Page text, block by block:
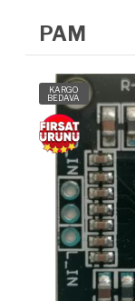
PAM
KARGO
BEDAVA